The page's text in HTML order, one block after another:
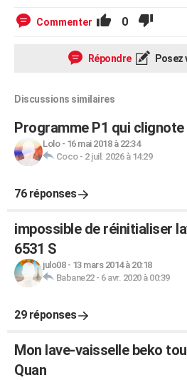
Commenter 0
Répondre
Discussions similaires
Programme P1 qui
Lolo- 16 mai 2018 à 22:34
Coco- 2 juil. 2026 à 14:29
76 réponses
impossible de réinitialiser
6531 S
julo08- 13 mars 2014 à 20:18
Babane22- 6 avr. 2020 à 00:39
29 réponses
Mon lave-vaisselle beko
Quan